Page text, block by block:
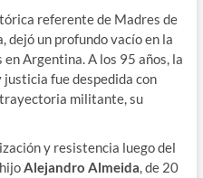
referente de Madres de
dejó un profundo vacío en la
Argentina. A los 95 años, la
fue despedida con
militante, su
y resistencia luego del
Alejandro Almeida, de 20